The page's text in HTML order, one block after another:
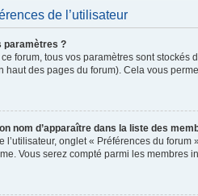
de l’utilisateur
paramètres ?
forum, tous vos paramètres sont
haut des pages du forum). Cela vous
nom d’apparaître dans la liste des
l’utilisateur, onglet « Préférences du forum
Vous serez compté parmi les membres